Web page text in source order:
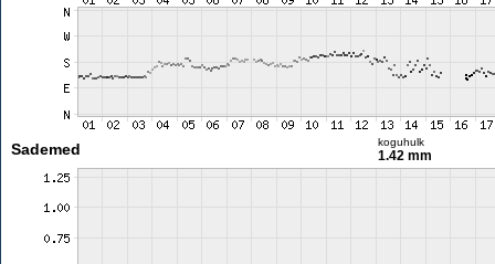
Sademed koguhulk
1.42 mm